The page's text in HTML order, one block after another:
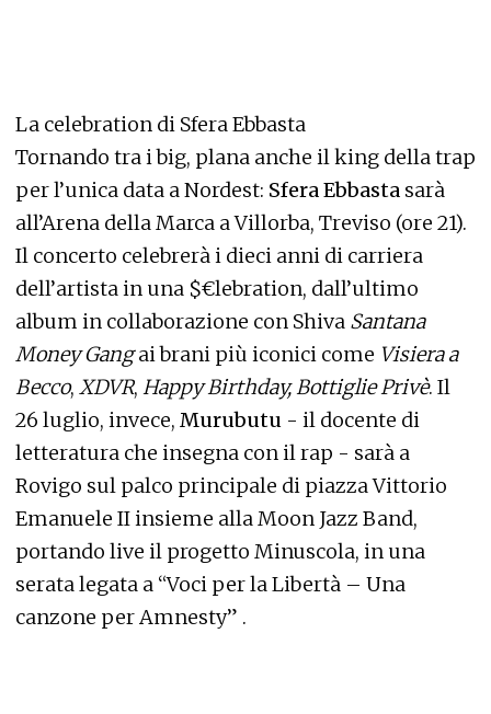
La celebration di Sfera Ebbasta
Tornando tra i big, plana anche il king della trap
per l’unica data a Nordest: Sfera Ebbasta sarà
all’Arena della Marca a Villorba, Treviso (ore 21).
Il concerto celebrerà i dieci anni di carriera
dell’artista in una $€lebration, dall’ultimo
album in collaborazione con Shiva Santana
Money Gangai brani più iconici come Visiera a
Becco, XDVR, Happy Birthday,Bottiglie Privè. Il
26 luglio, invece, Murubutu - il docente di
letteratura che insegna con il rap - sarà a
Rovigo sul palco principale di piazza Vittorio
Emanuele II insieme alla Moon Jazz Band,
portando live il progetto Minuscola, in una
serata legata a “Voci per la Libertà – Una
canzone per Amnesty” .